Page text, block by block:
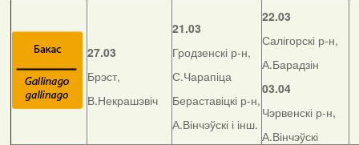
27.03
Брэст,
В.Некрашэвіч
21.03
Гродзенскі р-н,
С.Чарапіца
Бераставіцкі р-н,
А.Вінчэўскі і інш.
22.03
Салігорскі р-н,
А.Барадзін
03.04
Чэрвенскі р-н,
А.Вінчэўскі